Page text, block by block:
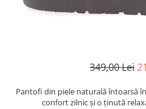
349,00 Lei
Pantofi din piele naturală întoarsă
confort zilnic și o ținută